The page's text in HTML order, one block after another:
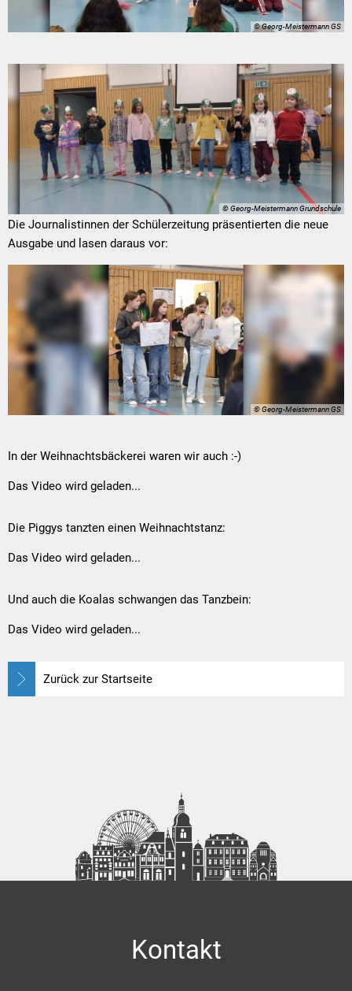
© Georg-Meistermann GS
© Georg-Meistermann Grundschule
Die Journalistinnen der Schülerzeitung präsentierten die neue
Ausgabe und lasen daraus vor:
© Georg-Meistermann GS
In der Weihnachtsbäckerei waren wir auch :-)
Das Video wird geladen...
Die Piggys tanzten einen Weihnachtstanz:
Das Video wird geladen...
Und auch die Koalas schwangen das Tanzbein:
Das Video wird geladen...
Zurück zur Startseite
Kontakt